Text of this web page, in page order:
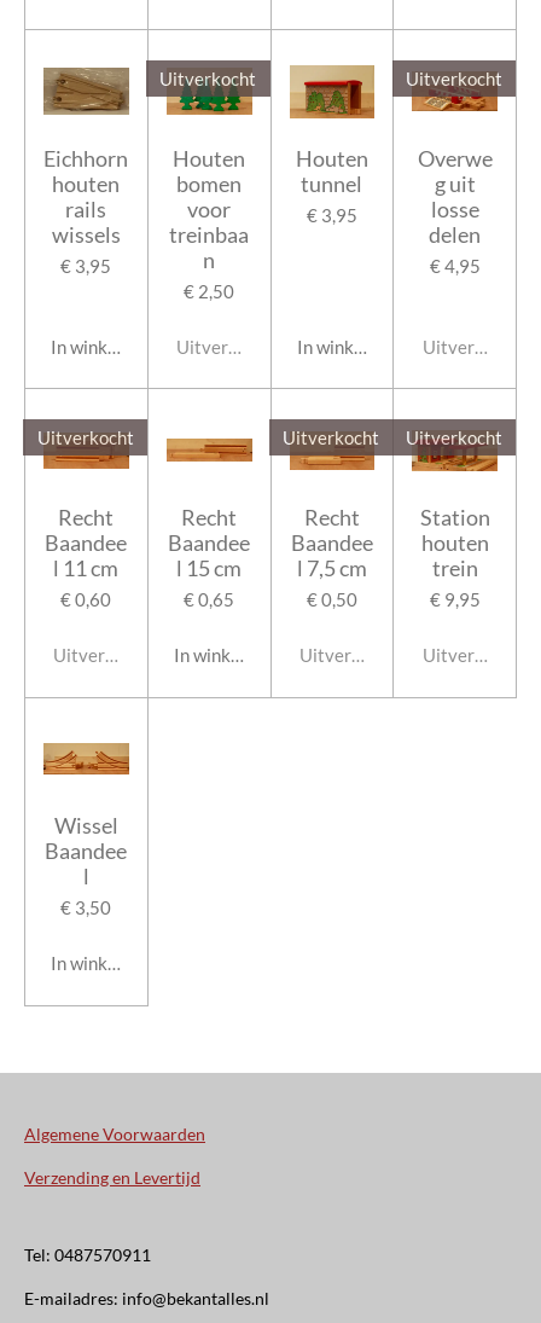
Eichhorn
houten
rails
wissels
€ 3,95
In winkelwagen
Uitverkocht
Houten
bomen
voor
treinbaa
n
€ 2,50
Uitverkocht
Houten
tunnel
€ 3,95
In winkelwagen
Uitverkocht
Overwe
g uit
losse
delen
€ 4,95
Uitverkocht
Uitverkocht
Recht
Baandee
l 11 cm
€ 0,60
Uitverkocht
Recht
Baandee
l 15 cm
€ 0,65
In winkelwagen
Uitverkocht
Recht
Baandee
l 7,5 cm
€ 0,50
Uitverkocht
Uitverkocht
Station
houten
trein
€ 9,95
Uitverkocht
Wissel
Baandee
l
€ 3,50
In winkelwagen
Algemene Voorwaarden
Verzending en Levertijd
Tel: 0487570911
E-mailadres: info@bekantalles.nl